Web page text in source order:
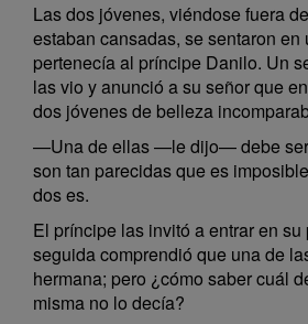
Las dos jóvenes, viéndose fuera
estaban cansadas, se sentaron en
pertenecía al príncipe Danilo. Un
las vio y anunció a su señor que
dos jóvenes de belleza
—Una de ellas —le dijo— debe ser
son tan parecidas que es
dos es.
El príncipe las invitó a entrar en su
seguida comprendió que una de
hermana; pero ¿cómo saber cuál
misma no lo decía?